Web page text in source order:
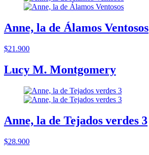
Anne, la de Álamos Ventosos
$21.900
Lucy M. Montgomery
Anne, la de Tejados verdes 3
$28.900